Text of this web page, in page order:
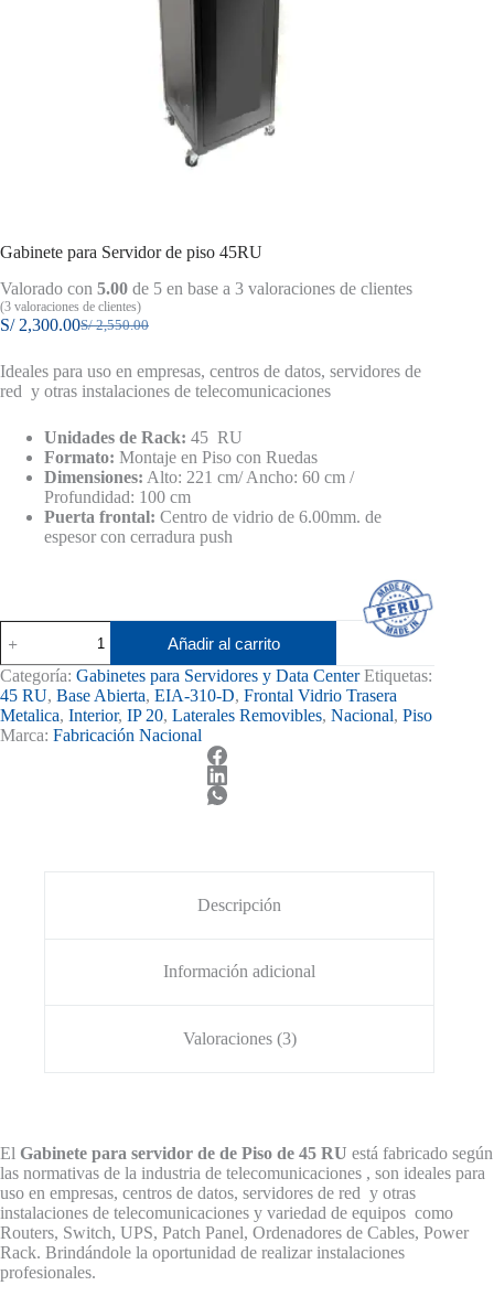
Gabinete para Servidor de piso 45RU
Valorado con 5.00 de 5 en base a 3 valoraciones de clientes
(3 valoraciones de clientes)
S/2,550.00
El
original
era:
S/2,300.00El
actual
es:
Ideales para uso en empresas, centros de datos, servidores de
red y otras instalaciones de telecomunicaciones
Unidades de Rack: 45 RU
Formato: Montaje en Piso con Ruedas
Dimensiones: Alto: 221 cm/ Ancho: 60 cm /
Profundidad: 100 cm
Puerta frontal: Centro de vidrio de 6.00mm. de
espesor con cerradura push
para
Servidor
de
piso
45RU
cantidad
Añadir al carrito
Categoría: Gabinetes para Servidores y Data Center Etiquetas:
45 RU, Base Abierta, EIA-310-D, Frontal Vidrio Trasera
Metalica, Interior, IP 20, Laterales Removibles, Nacional, Piso
Marca: Fabricación Nacional
Descripción
Información adicional
Valoraciones (3)
El Gabinete para servidor de de Piso de 45 RU está fabricado según
las normativas de la industria de telecomunicaciones , son ideales para
uso en empresas, centros de datos, servidores de red y otras
instalaciones de telecomunicaciones y variedad de equipos como
Routers, Switch, UPS, Patch Panel, Ordenadores de Cables, Power
Rack. Brindándole la oportunidad de realizar instalaciones
profesionales.